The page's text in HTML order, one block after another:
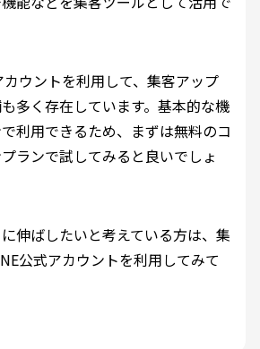
ウントを利用して、集客アップ
多く存在しています。基本的な機
利用できるため、まずは無料のコ
ランで試してみると良いでしょ
伸ばしたいと考えている方は、集
公式アカウントを利用してみて